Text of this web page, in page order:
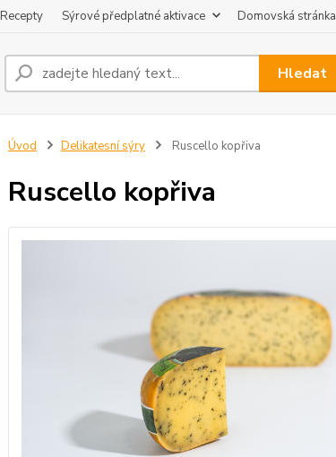
Recepty Sýrové předplatné aktivace Domovská stránka
Hledat
Úvod Delikatesní sýry Ruscello kopřiva
Ruscello kopřiva